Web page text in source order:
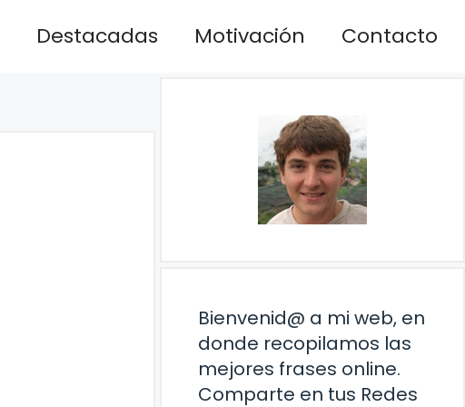
Destacadas Motivación Contacto
Bienvenid@ a mi web, en
donde recopilamos las
mejores frases online.
Comparte en tus Redes